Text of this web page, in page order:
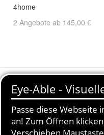
4home
2 Angebote ab 145,00 €
Größe: